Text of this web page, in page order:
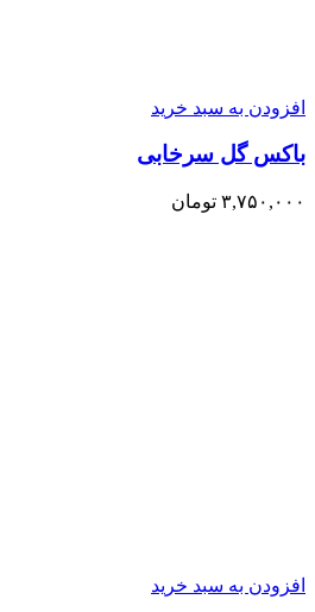
افزودن به سبد خرید
باکس گل سرخابی
۳,۷۵۰,۰۰۰ تومان
افزودن به سبد خرید